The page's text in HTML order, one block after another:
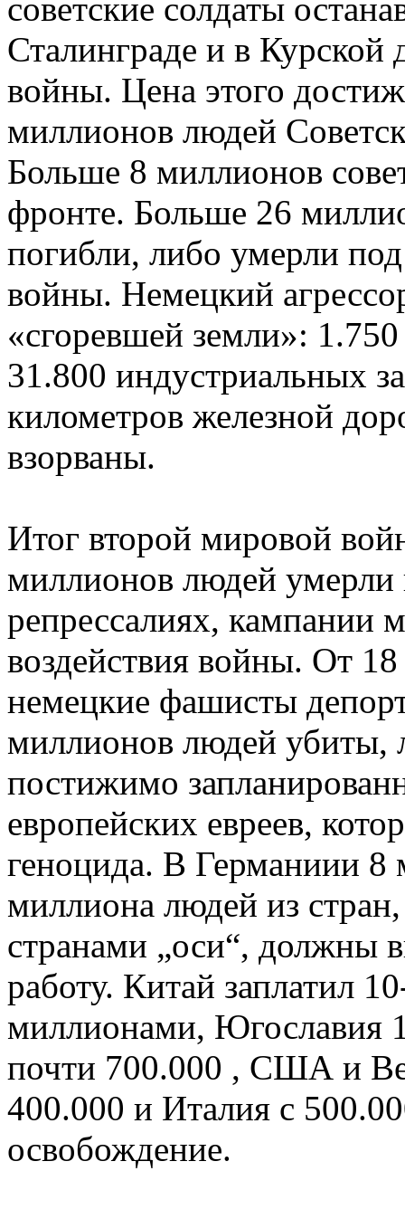
советские солдаты
Сталинграде и в Курской
войны. Цена этого
миллионов людей
Больше 8 миллионов
фронте. Больше 26
погибли, либо умерли
войны. Немецкий
«сгоревшей земли»:
31.800 индустриальных
километров железной
взорваны.
Итог второй мировой
миллионов людей умерли
репрессалиях, кампании
воздействия войны. От
немецкие фашисты
миллионов людей убиты,
постижимо
европейских евреев,
геноцида. В Германиии
миллиона людей из
странами „оси“, должны
работу. Китай заплатил
миллионами, Югославия
почти 700.000 , США и
400.000 и Италия с
освобождение.